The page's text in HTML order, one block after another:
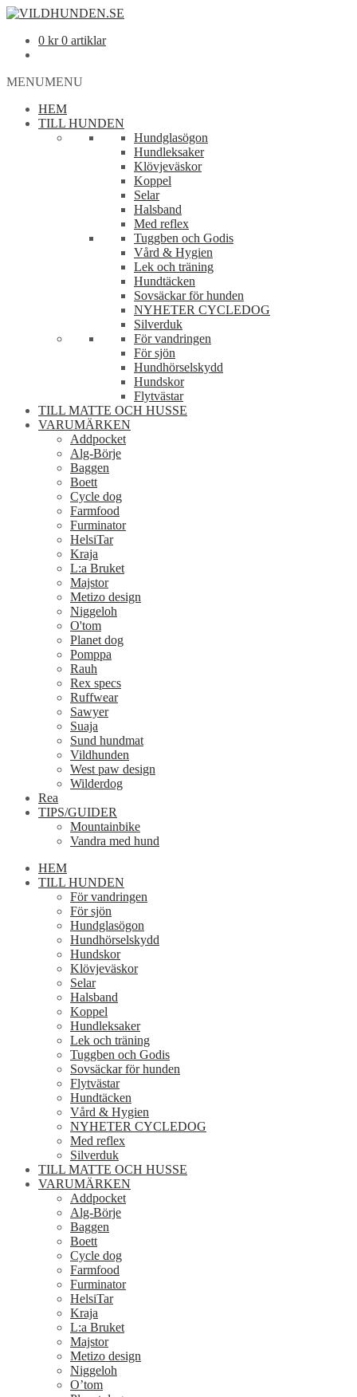
0 kr 0 artiklar
MENUMENU
HEM
TILL HUNDEN
Hundglasögon
Hundleksaker
Klövjeväskor
Koppel
Selar
Halsband
Med reflex
Tuggben och Godis
Vård & Hygien
Lek och träning
Hundtäcken
Sovsäckar för hunden
NYHETER CYCLEDOG
Silverduk
För vandringen
För sjön
Hundhörselskydd
Hundskor
Flytvästar
TILL MATTE OCH HUSSE
VARUMÄRKEN
Addpocket
Alg-Börje
Baggen
Boett
Cycle dog
Farmfood
Furminator
HelsiTar
Kraja
L:a Bruket
Majstor
Metizo design
Niggeloh
O'tom
Planet dog
Pomppa
Rauh
Rex specs
Ruffwear
Sawyer
Suaja
Sund hundmat
Vildhunden
West paw design
Wilderdog
Rea
TIPS/GUIDER
Mountainbike
Vandra med hund
HEM
TILL HUNDEN
För vandringen
För sjön
Hundglasögon
Hundhörselskydd
Hundskor
Klövjeväskor
Selar
Halsband
Koppel
Hundleksaker
Lek och träning
Tuggben och Godis
Sovsäckar för hunden
Flytvästar
Hundtäcken
Vård & Hygien
NYHETER CYCLEDOG
Med reflex
Silverduk
TILL MATTE OCH HUSSE
VARUMÄRKEN
Addpocket
Alg-Börje
Baggen
Boett
Cycle dog
Farmfood
Furminator
HelsiTar
Kraja
L:a Bruket
Majstor
Metizo design
Niggeloh
O’tom